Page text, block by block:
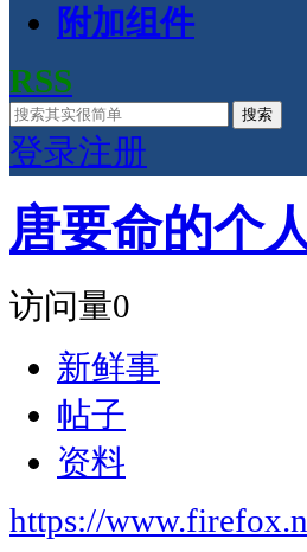
附加组件
RSS
搜索
登录注册
唐要命的个
访问量0
新鲜事
帖子
资料
https://